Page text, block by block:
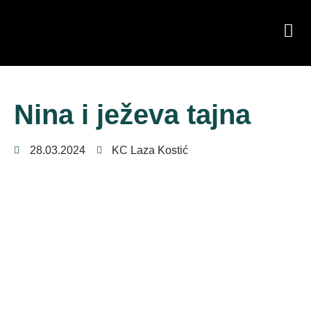
Nina i ježeva tajna
28.03.2024 KC Laza Kostić